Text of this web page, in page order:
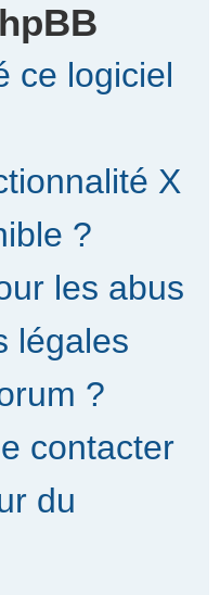
ce logiciel
X
?
les abus
légales
?
contacter
du